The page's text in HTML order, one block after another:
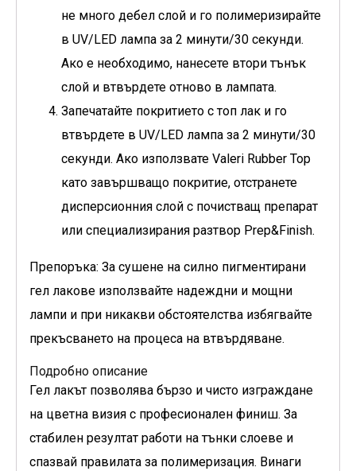
не много дебел слой и го полимеризирайте
в UV/LED лампа за 2 минути/30 секунди.
Ако е необходимо, нанесете втори тънък
слой и втвърдете отново в лампата.
Запечатайте покритието с топ лак и го
втвърдете в UV/LED лампа за 2 минути/30
секунди. Ако използвате Valeri Rubber Top
като завършващо покритие, отстранете
дисперсионния слой с почистващ препарат
или специализирания разтвор Prep&Finish.
Препоръка: За сушене на силно пигментирани
гел лакове използвайте надеждни и мощни
лампи и при никакви обстоятелства избягвайте
прекъсването на процеса на втвърдяване.
Подробно описание
Гел лакът позволява бързо и чисто изграждане
на цветна визия с професионален финиш. За
стабилен резултат работи на тънки слоеве и
спазвай правилата за полимеризация. Винаги